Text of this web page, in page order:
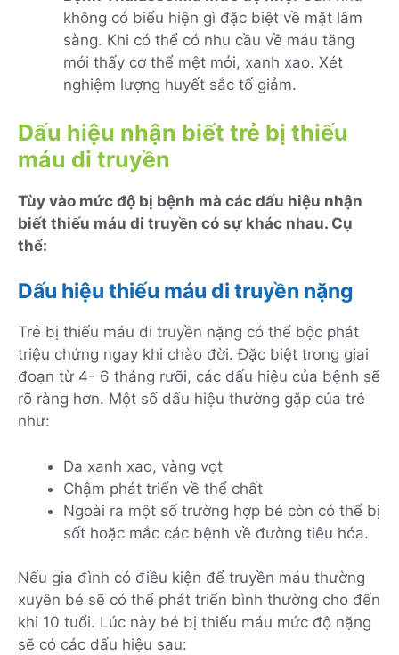
không có biểu hiện gì đặc biệt về mặt lâm
sàng. Khi có thể có nhu cầu về máu tăng
mới thấy cơ thể mệt mỏi, xanh xao. Xét
nghiệm lượng huyết sắc tố giảm.
Dấu hiệu nhận biết trẻ bị thiếu
máu di truyền
Tùy vào mức độ bị bệnh mà các dấu hiệu nhận
biết thiếu máu di truyền có sự khác nhau. Cụ
thể:
Dấu hiệu thiếu máu di truyền nặng
Trẻ bị thiếu máu di truyền nặng có thể bộc phát
triệu chứng ngay khi chào đời. Đặc biệt trong giai
đoạn từ 4- 6 tháng rưỡi, các dấu hiệu của bệnh sẽ
rõ ràng hơn. Một số dấu hiệu thường gặp của trẻ
như:
Da xanh xao, vàng vọt
Chậm phát triển về thể chất
Ngoài ra một số trường hợp bé còn có thể bị
sốt hoặc mắc các bệnh về đường tiêu hóa.
Nếu gia đình có điều kiện để truyền máu thường
xuyên bé sẽ có thể phát triển bình thường cho đến
khi 10 tuổi. Lúc này bé bị thiếu máu mức độ nặng
sẽ có các dấu hiệu sau: